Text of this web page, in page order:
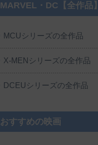
MARVEL・DC【全作品】
MCUシリーズの全作品
X-MENシリーズの全作品
DCEUシリーズの全作品
おすすめの映画